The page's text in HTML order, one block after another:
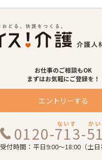
お仕事のご相談もOK
まずはお気軽にご登録を！
エントリーする
0120-713-
ないす か
受付時間：平日9:00～18:00（土日